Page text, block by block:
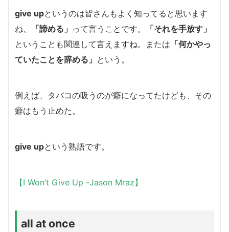
give upというのは皆さんもよく知ってると思います
ね、
「諦める」 って言うことです。
「それを手放す」
ということも関連して言えますね。または 「何かやっ
ていたことを辞める」 という。
例えば、タバコの吸うのが癖になってたけども、その
癖はもう止めた。
give upという熟語です。
【I Won’t Give Up -Jason Mraz】
all at once